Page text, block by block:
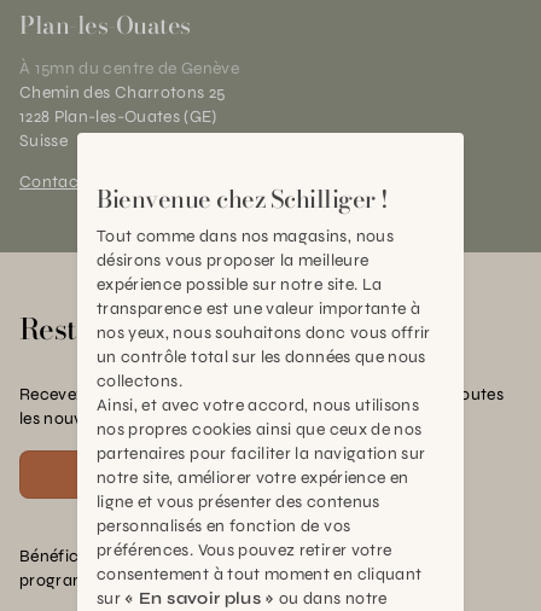
Plan-les-Ouates
À 15mn du centre de Genève
Chemin des Charrotons 25
1228 Plan-les-Ouates (GE)
Suisse
Contact et horaires
Rester en contact
Recevez nos offres exclusives, nos conseils pratiques et toutes
les nouvelles Schilliger
S'inscrire
Bénéficiez de nombreux avantages en rejoignant notre
programme de fidélité.
Bienvenue chez Schilliger !
Tout comme dans nos magasins, nous
désirons vous proposer la meilleure
expérience possible sur notre site. La
transparence est une valeur importante à
nos yeux, nous souhaitons donc vous offrir
un contrôle total sur les données que nous
collectons.
Ainsi, et avec votre accord, nous utilisons
nos propres cookies ainsi que ceux de nos
partenaires pour faciliter la navigation sur
notre site, améliorer votre expérience en
ligne et vous présenter des contenus
personnalisés en fonction de vos
préférences. Vous pouvez retirer votre
consentement à tout moment en cliquant
sur « En savoir plus » ou dans notre